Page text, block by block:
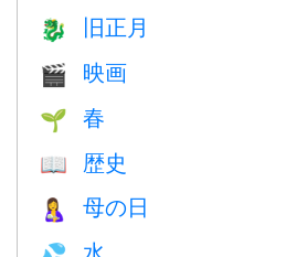
🐉 旧正月
🎬 映画
🌱 春
📖 歴史
🤱 母の日